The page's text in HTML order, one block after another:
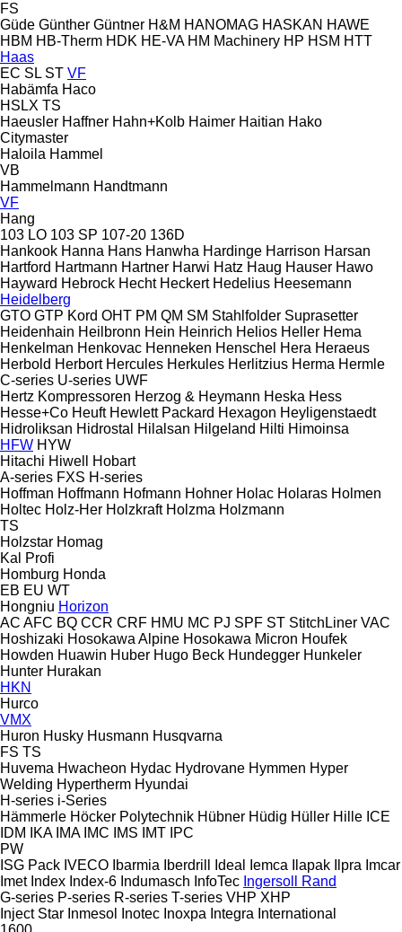
FS
Güde Günther Güntner H&M HANOMAG HASKAN HAWE
HBM HB‑Therm HDK HE-VA HM Machinery HP HSM HTT
Haas
EC SL ST VF
Habämfa Haco
HSLX TS
Haeusler Haffner Hahn+Kolb Haimer Haitian Hako
Citymaster
Haloila Hammel
VB
Hammelmann Handtmann
VF
Hang
103 LO 103 SP 107-20 136D
Hankook Hanna Hans Hanwha Hardinge Harrison Harsan
Hartford Hartmann Hartner Harwi Hatz Haug Hauser Hawo
Hayward Hebrock Hecht Heckert Hedelius Heesemann
Heidelberg
GTO GTP Kord OHT PM QM SM Stahlfolder Suprasetter
Heidenhain Heilbronn Hein Heinrich Helios Heller Hema
Henkelman Henkovac Henneken Henschel Hera Heraeus
Herbold Herbort Hercules Herkules Herlitzius Herma Hermle
C-series U-series UWF
Hertz Kompressoren Herzog & Heymann Heska Hess
Hesse+Co Heuft Hewlett Packard Hexagon Heyligenstaedt
Hidroliksan Hidrostal Hilalsan Hilgeland Hilti Himoinsa
HFW HYW
Hitachi Hiwell
Hobart
A-series FXS H-series
Hoffman Hoffmann Hofmann Hohner Holac Holaras Holmen
Holtec Holz-Her Holzkraft Holzma Holzmann
TS
Holzstar Homag
Kal
Profi
Homburg Honda
EB EU WT
Hongniu Horizon
AC AFC BQ CCR CRF HMU MC PJ SPF ST StitchLiner VAC
Hoshizaki Hosokawa Alpine Hosokawa Micron Houfek
Howden Huawin Huber Hugo Beck Hundegger Hunkeler
Hunter Hurakan
HKN
Hurco
VMX
Huron Husky Husmann Husqvarna
FS TS
Huvema Hwacheon Hydac Hydrovane Hymmen Hyper
Welding Hypertherm Hyundai
H-series i-Series
Hämmerle Höcker Polytechnik Hübner Hüdig Hüller Hille ICE
IDM
IKA IMA IMC IMS IMT IPC
PW
ISG Pack IVECO Ibarmia Iberdrill Ideal Iemca Ilapak Ilpra Imcar
Imet Index Index-6 Indumasch InfoTec Ingersoll Rand
G-series P-series R-series T-series VHP XHP
Inject Star Inmesol Inotec Inoxpa Integra International